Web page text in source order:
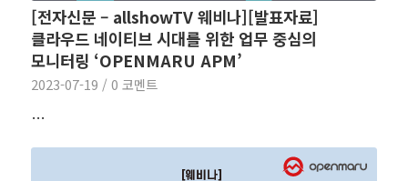
[전자신문 – allshowTV 웨비나][발표자료]
클라우드 네이티브 시대를 위한 업무 중심의
모니터링 ‘OPENMARU APM’
2023-07-19 / 0 코멘트
…